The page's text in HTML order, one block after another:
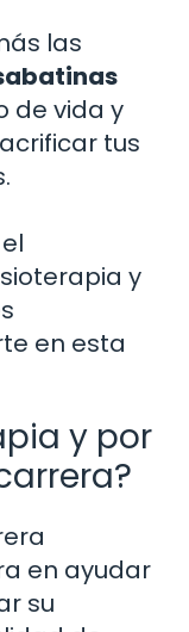
las
de vida y
tus
y
en esta
y por
en ayudar
su